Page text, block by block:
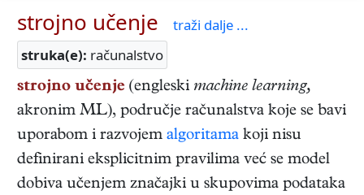
strojno učenje
traži dalje ...
struka(e): računalstvo
strojno učenje (engleski machine learning,
akronim ML), područje računalstva koje se bavi
uporabom i razvojem algoritama koji nisu
definirani eksplicitnim pravilima već se model
dobiva učenjem značajki u skupovima podataka